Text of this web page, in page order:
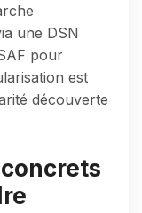
une DSN
pour
est
découverte